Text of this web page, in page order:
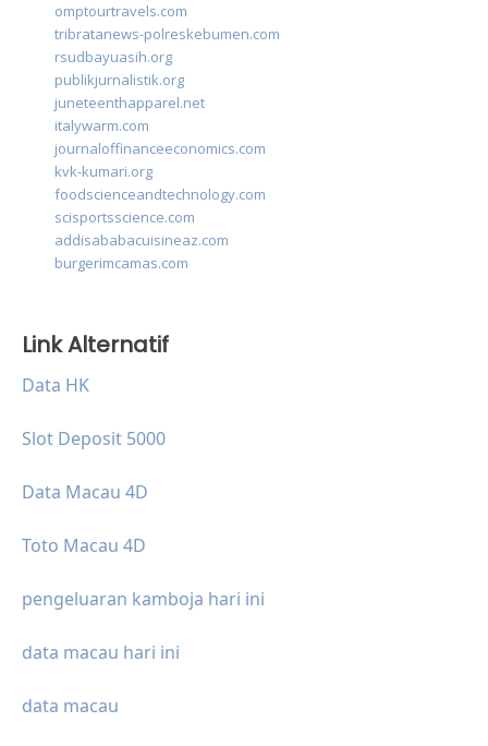
omptourtravels.com
tribratanews-polreskebumen.com
rsudbayuasih.org
publikjurnalistik.org
juneteenthapparel.net
italywarm.com
journaloffinanceeconomics.com
kvk-kumari.org
foodscienceandtechnology.com
scisportsscience.com
addisababacuisineaz.com
burgerimcamas.com
Link Alternatif
Data HK
Slot Deposit 5000
Data Macau 4D
Toto Macau 4D
pengeluaran kamboja hari ini
data macau hari ini
data macau